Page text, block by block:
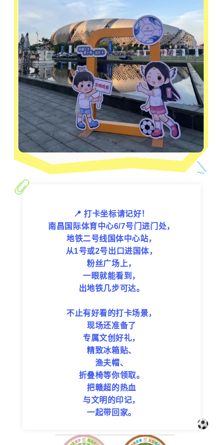
📍 打卡坐标请记好！
南昌国际体育中心6/7号门进门处，
地铁二号线国体中心站，
从1号或2号出口进国体，
粉丝广场上，
一眼就能看到，
出地铁几步可达。
不止有好看的打卡场景，
现场还准备了
专属文创好礼，
精致冰箱贴、
渔夫帽、
折叠椅等你领取。
把赣超的热血
与文明的印记，
一起带回家。